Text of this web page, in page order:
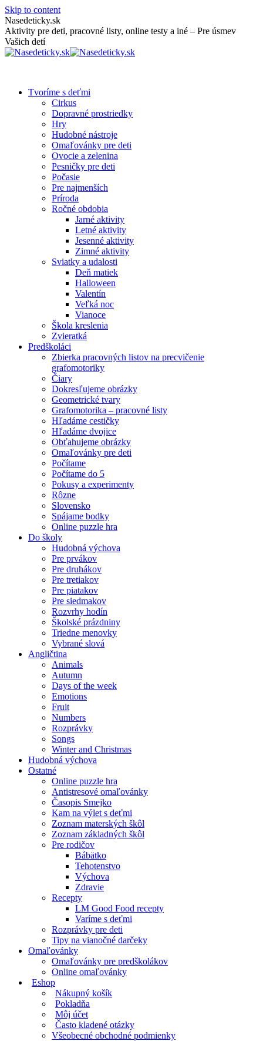
Skip to content
Nasedeticky.sk
Aktivity pre deti, pracovné listy, online testy a iné – Pre úsmev
Vašich detí
Tvoríme s deťmi
Cirkus
Dopravné prostriedky
Hry
Hudobné nástroje
Omaľovánky pre deti
Ovocie a zelenina
Pesničky pre deti
Počasie
Pre najmenších
Príroda
Ročné obdobia
Jarné aktivity
Letné aktivity
Jesenné aktivity
Zimné aktivity
Sviatky a udalosti
Deň matiek
Halloween
Valentín
Veľká noc
Vianoce
Škola kreslenia
Zvieratká
Predškoláci
Zbierka pracovných listov na precvičenie
grafomotoriky
Čiary
Dokresľujeme obrázky
Geometrické tvary
Grafomotorika – pracovné listy
Hľadáme cestičky
Hľadáme dvojice
Obťahujeme obrázky
Omaľovánky pre deti
Počítame
Počítame do 5
Pokusy a experimenty
Rôzne
Slovensko
Spájame bodky
Online puzzle hra
Do školy
Hudobná výchova
Pre prvákov
Pre druhákov
Pre tretiakov
Pre piatakov
Pre siedmakov
Rozvrhy hodín
Školské prázdniny
Triedne menovky
Vybrané slová
Angličtina
Animals
Autumn
Days of the week
Emotions
Fruit
Numbers
Rozprávky
Songs
Winter and Christmas
Hudobná výchova
Ostatné
Online puzzle hra
Antistresové omaľovánky
Časopis Smejko
Kam na výlet s deťmi
Zoznam materských škôl
Zoznam základných škôl
Pre rodičov
Bábätko
Tehotenstvo
Výchova
Zdravie
Recepty
LM Good Food recepty
Varíme s deťmi
Rozprávky pre deti
Tipy na vianočné darčeky
Omaľovánky
Omaľovánky pre predškolákov
Online omaľovánky
Eshop
Nákupný košík
Pokladňa
Môj účet
Často kladené otázky
Všeobecné obchodné podmienky